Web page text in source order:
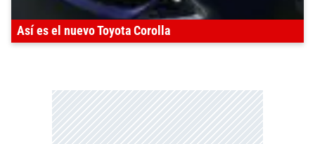
Así es el nuevo Toyota Corolla